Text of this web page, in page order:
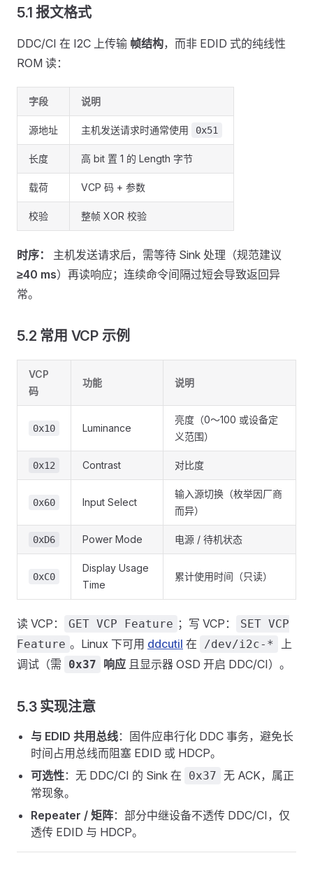
5.1 报文格式
DDC/CI 在 I2C 上传输 帧结构，而非 EDID 式的纯线性
ROM 读：
字段 说明
源地址 主机发送请求时通常使用 0x51
长度 高 bit 置 1 的 Length 字节
载荷 VCP 码 + 参数
校验 整帧 XOR 校验
时序：
主机发送请求后，需等待 Sink 处理（规范建议
≥40 ms）再读响应；连续命令间隔过短会导致返回异
常。
5.2 常用 VCP 示例
VCP
码
功能 说明
0x10 Luminance
亮度（0～100 或设备定
义范围）
0x12 Contrast 对比度
0x60 Input Select
输入源切换（枚举因厂商
而异）
0xD6 Power Mode 电源 / 待机状态
0xC0
Display Usage
Time
累计使用时间（只读）
读 VCP： GET VCP Feature ；写 VCP：
SET VCP
Feature 。Linux 下可用 ddcutil 在 /dev/i2c-*
上
调试（需
0x37 响应 且显示器 OSD 开启 DDC/CI）。
5.3 实现注意
与 EDID 共用总线：固件应串行化 DDC 事务，避免长
时间占用总线而阻塞 EDID 或 HDCP。
可选性：无 DDC/CI 的 Sink 在 0x37 无 ACK，属正
常现象。
Repeater / 矩阵：部分中继设备不透传 DDC/CI，仅
透传 EDID 与 HDCP。